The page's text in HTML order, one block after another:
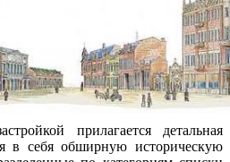
прилагается детальная
в себя обширную историческую